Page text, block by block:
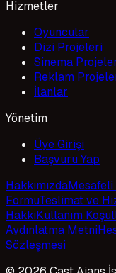
Hizmetler
Oyuncular
Dizi Projeleri
Sinema
Reklam
İlanlar
Yönetim
Üye Girişi
Başvuru Yap
HakkımızdaMesafeli
FormuTeslimat ve
HakkıKullanım
Aydınlatma Metni
Sözleşmesi